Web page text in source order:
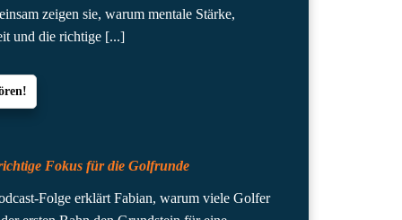
zeigen sie, warum mentale Stärke,
und die richtige [...]
Fokus für die Golfrunde
Folge erklärt Fabian, warum viele Golfer